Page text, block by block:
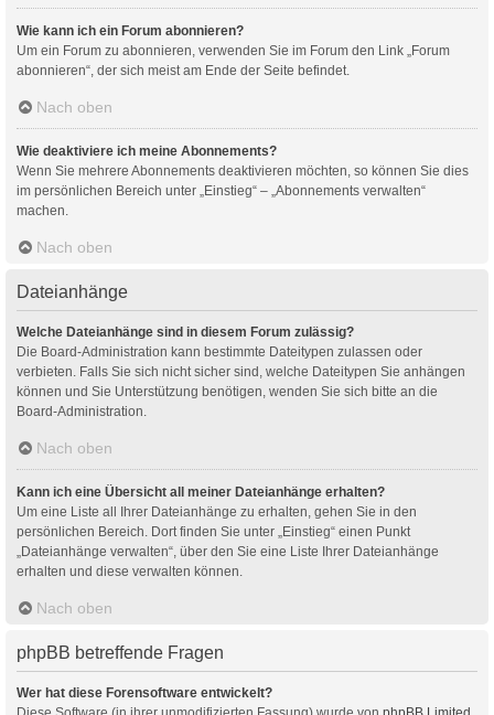
Wie kann ich ein Forum abonnieren?
Um ein Forum zu abonnieren, verwenden Sie im Forum den Link „Forum
abonnieren“, der sich meist am Ende der Seite befindet.
Nach oben
Wie deaktiviere ich meine Abonnements?
Wenn Sie mehrere Abonnements deaktivieren möchten, so können Sie dies
im persönlichen Bereich unter „Einstieg“ – „Abonnements verwalten“
machen.
Nach oben
Dateianhänge
Welche Dateianhänge sind in diesem Forum zulässig?
Die Board-Administration kann bestimmte Dateitypen zulassen oder
verbieten. Falls Sie sich nicht sicher sind, welche Dateitypen Sie anhängen
können und Sie Unterstützung benötigen, wenden Sie sich bitte an die
Board-Administration.
Nach oben
Kann ich eine Übersicht all meiner Dateianhänge erhalten?
Um eine Liste all Ihrer Dateianhänge zu erhalten, gehen Sie in den
persönlichen Bereich. Dort finden Sie unter „Einstieg“ einen Punkt
„Dateianhänge verwalten“, über den Sie eine Liste Ihrer Dateianhänge
erhalten und diese verwalten können.
Nach oben
phpBB betreffende Fragen
Wer hat diese Forensoftware entwickelt?